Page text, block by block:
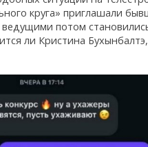
круга» приглашали
ведущими потом
ли Кристина